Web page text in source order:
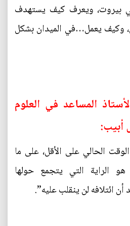
بيروت، ويعرف كيف يستهدف
وكيف يعمل…في الميدان بشكل
المساعد في العلوم
أبيب:
الحالي على الأقل، على ما
الراية التي يتجمع حولها
أن ائتلافه لن ينقلب عليه”.